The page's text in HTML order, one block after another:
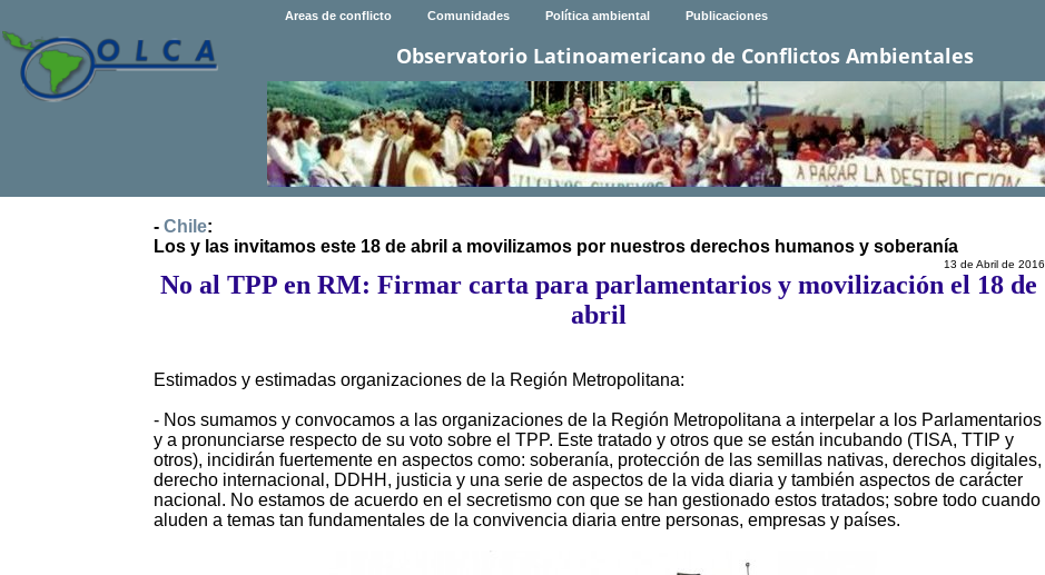
Areas de conflicto Comunidades Política ambiental Publicaciones
Observatorio Latinoamericano de Conflictos Ambientales
- Chile:
Los y las invitamos este 18 de abril a movilizamos por nuestros derechos humanos y soberanía
13 de Abril de 2016
No al TPP en RM: Firmar carta para parlamentarios y movilización el 18 de
abril
Estimados y estimadas organizaciones de la Región Metropolitana:
- Nos sumamos y convocamos a las organizaciones de la Región Metropolitana a interpelar a los Parlamentarios
y a pronunciarse respecto de su voto sobre el TPP. Este tratado y otros que se están incubando (TISA, TTIP y
otros), incidirán fuertemente en aspectos como: soberanía, protección de las semillas nativas, derechos digitales,
derecho internacional, DDHH, justicia y una serie de aspectos de la vida diaria y también aspectos de carácter
nacional. No estamos de acuerdo en el secretismo con que se han gestionado estos tratados; sobre todo cuando
aluden a temas tan fundamentales de la convivencia diaria entre personas, empresas y países.